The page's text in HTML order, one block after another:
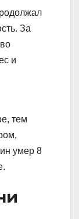
За
и
тем
умер 8